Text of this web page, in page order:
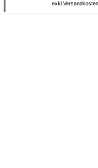
exkl. Versandkosten